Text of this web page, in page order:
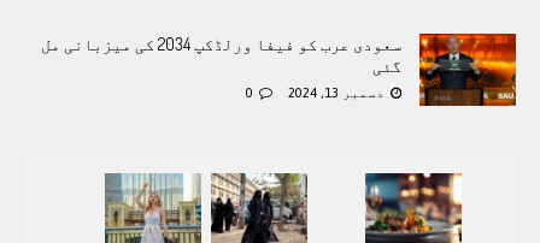
سعودی عرب کو فیفا ورلڈکپ 2034 کی میزبانی مل
گئی
دسمبر 13, 2024 0